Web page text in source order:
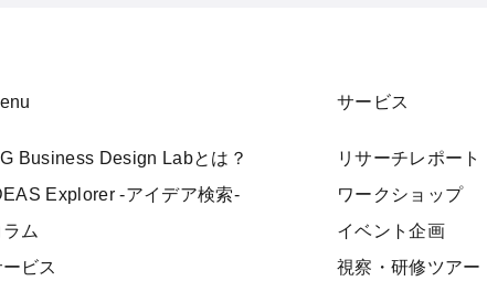
Business Design Labとは？
Explorer -アイデア検索-
ラム
ビス
サービス
リサーチレポート
ワークショップ
イベント企画
視察・研修ツアー